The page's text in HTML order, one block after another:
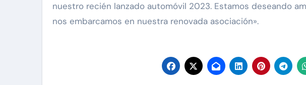
nuestro recién lanzado automóvil 2023. Estamos deseando
nos embarcamos en nuestra renovada asociación».